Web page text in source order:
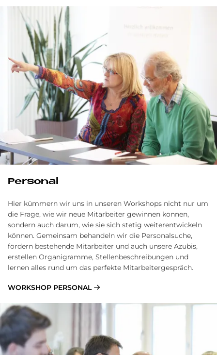
Personal
Hier kümmern wir uns in unseren Workshops nicht nur um
die Frage, wie wir neue Mitarbeiter gewinnen können,
sondern auch darum, wie sie sich stetig weiterentwickeln
können. Gemeinsam behandeln wir die Personalsuche,
fördern bestehende Mitarbeiter und auch unsere Azubis,
erstellen Organigramme, Stellenbeschreibungen und
lernen alles rund um das perfekte Mitarbeitergespräch.
WORKSHOP PERSONAL